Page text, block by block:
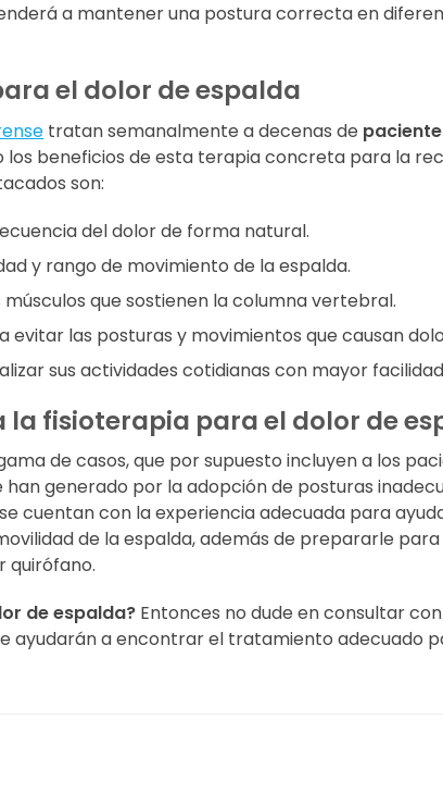
a mantener una postura correcta en
el dolor de espalda
tratan semanalmente a decenas de
los beneficios de esta terapia concreta para la
son:
del dolor de forma natural.
y rango de movimiento de la espalda.
que sostienen la columna vertebral.
evitar las posturas y movimientos que causan
sus actividades cotidianas con mayor
la fisioterapia para el dolor de
de casos, que por supuesto incluyen a los
generado por la adopción de posturas
cuentan con la experiencia adecuada para
de la espalda, además de prepararle
quirófano.
de espalda? Entonces no dude en consultar
ayudarán a encontrar el tratamiento adecuado